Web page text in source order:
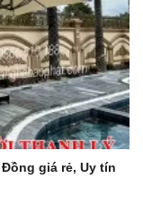
giá rẻ, Uy tín